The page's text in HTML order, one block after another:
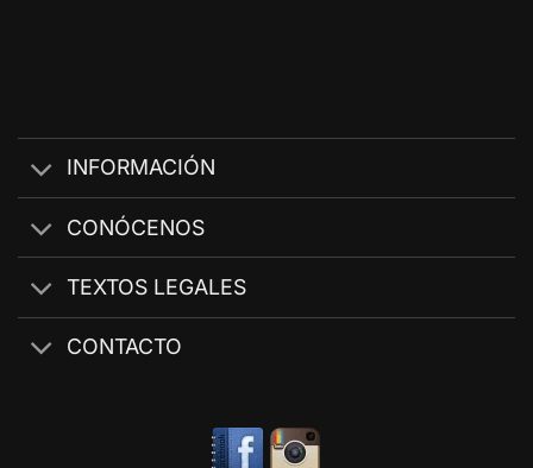
INFORMACIÓN
CONÓCENOS
TEXTOS LEGALES
CONTACTO